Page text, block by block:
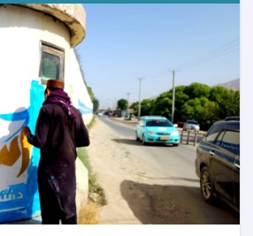
المناطق
السياحية